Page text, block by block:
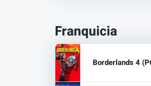
Franquicia
Borderlands 4